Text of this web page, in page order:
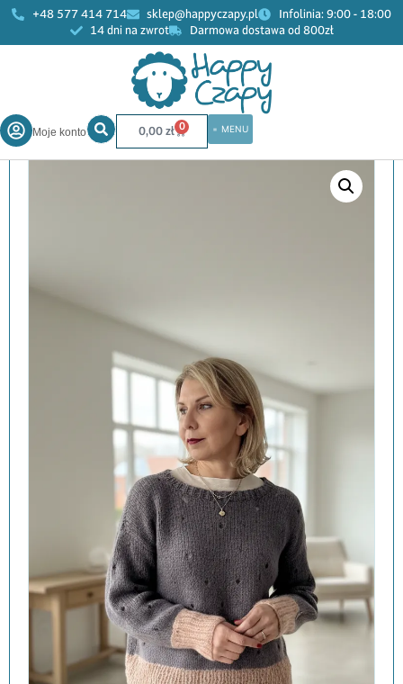
+48 577 414 714 sklep@happyczapy.pl
Infolinia: 9:00 - 18:00
14 dni na zwrot
Darmowa dostawa od 800zł
Moje konto 0,00zł 0
Kobiety » Swetry»Sweter Grafo wełna moher
ręcznie robiony dwa kolory grafit morela handmade